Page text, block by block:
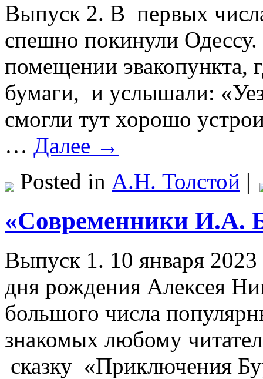
Выпуск 2. В первых
спешно покинули
помещении эвакопункта,
бумаги, и услышали:
смогли тут хорошо
… Далее →
Posted in А.Н. Толстой |
«Современники И.А.
Выпуск 1. 10 января 2023
дня рождения Алексея
большого числа
знакомых любому
сказку «Приключения